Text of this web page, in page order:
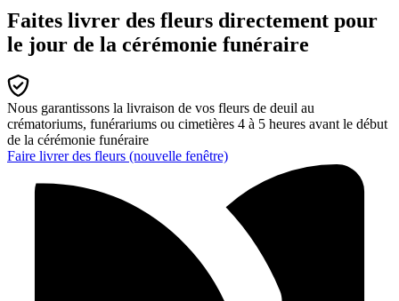
Faites livrer des fleurs directement pour
le jour de la cérémonie funéraire
Nous garantissons la livraison de vos fleurs de deuil au
crématoriums, funérariums ou cimetières 4 à 5 heures avant le début
de la cérémonie funéraire
Faire livrer des fleurs (nouvelle fenêtre)